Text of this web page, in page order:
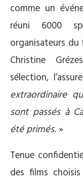
comme un
réuni 6000
organisateurs
Christine
sélection,
extraordinaire
sont passés à
été primés. »
Tenue
des films